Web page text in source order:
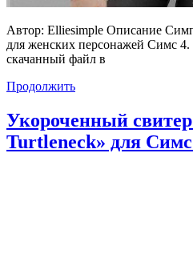
Автор: Elliesimple Описание
для женских персонажей Симс 4.
скачанный файл в
Продолжить
Укороченный
Turtleneck» для